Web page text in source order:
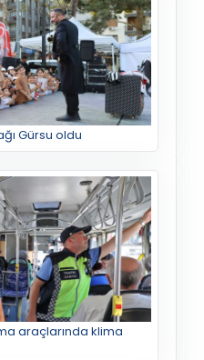
Gürsu oldu
araçlarında klima